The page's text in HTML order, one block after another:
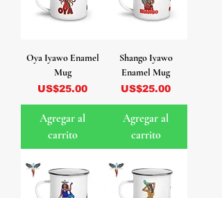
Oya Iyawo Enamel
Mug
Precio
US$25.00
Agregar al
carrito
Shango Iyawo
Enamel Mug
Precio
US$25.00
Agregar al
carrito